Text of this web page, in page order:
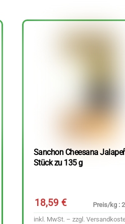
Sanchon Cheesana
Stück zu 135 g
18,59 €
Preis/kg :
inkl. MwSt. – zzgl.